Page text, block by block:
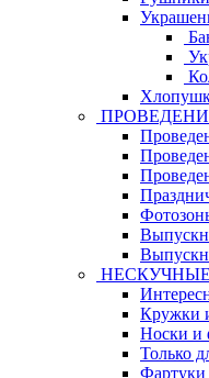
Кружки
Носки и
Только
Фартуки